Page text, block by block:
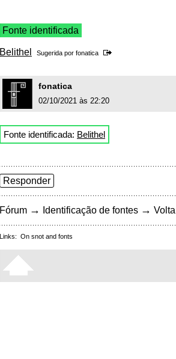
Fonte identificada
Belithel Sugerida por fonatica
fonatica
02/10/2021 às 22:20
Fonte identificada: Belithel
Responder
Fórum → Identificação de fontes →
Links: On snot and fonts